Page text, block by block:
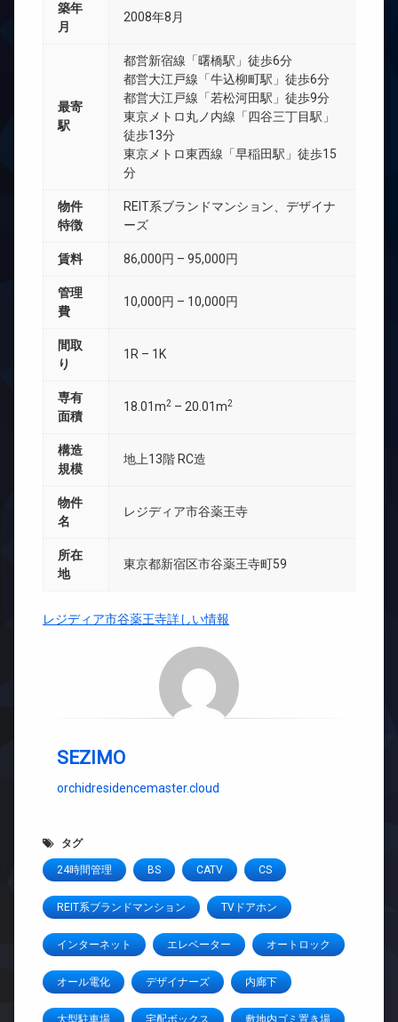
築年
月
2008年8月
最寄
駅
都営新宿線「曙橋駅」徒歩6分
都営大江戸線「牛込柳町駅」徒歩6分
都営大江戸線「若松河田駅」徒歩9分
東京メトロ丸ノ内線「四谷三丁目駅」
徒歩13分
東京メトロ東西線「早稲田駅」徒歩15
分
物件
特徴
REIT系ブランドマンション、デザイナ
ーズ
賃料 86,000円 – 95,000円
管理
費
10,000円 – 10,000円
間取
り
1R – 1K
専有
面積
18.01m2 – 20.01m2
構造
規模
地上13階 RC造
物件
名
レジディア市谷薬王寺
所在
地
東京都新宿区市谷薬王寺町59
レジディア市谷薬王寺詳しい情報
SEZIMO
orchidresidencemaster.cloud
タグ
24時間管理 BS CATV CS
REIT系ブランドマンション TVドアホン
インターネット エレベーター オートロック
オール電化 デザイナーズ 内廊下
大型駐車場 宅配ボックス 敷地内ゴミ置き場